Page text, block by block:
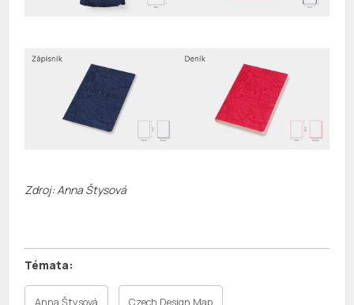
Zdroj: Anna Štysová
Anna Štysová Czech Design Map